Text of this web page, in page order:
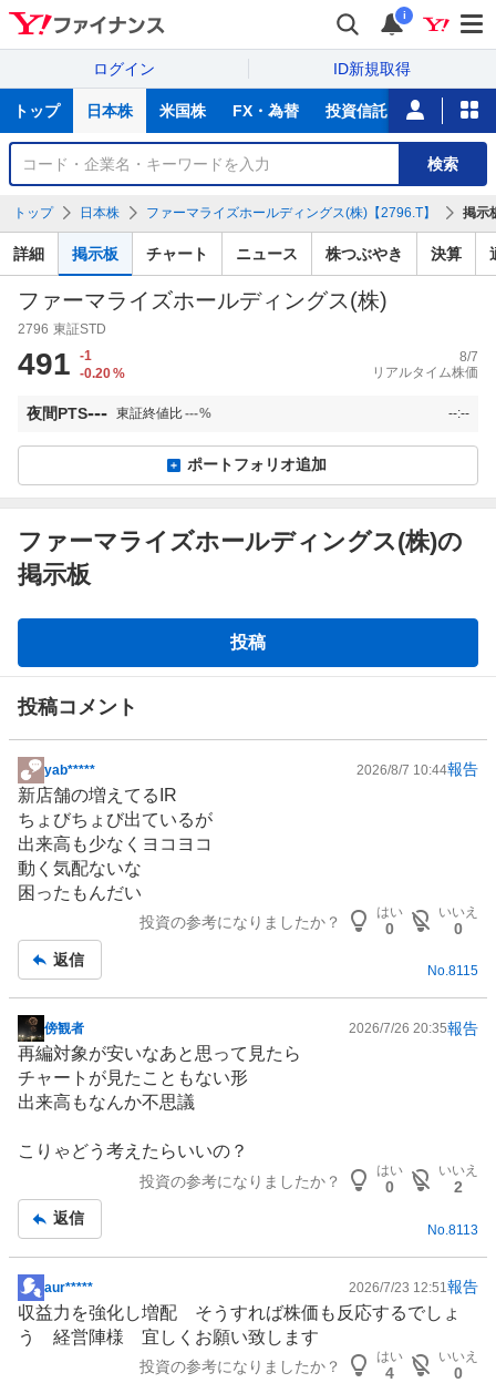
i
ログイン ID新規取得
サ
トップ 日本株 米国株 FX・為替 投資信託 ニュース
銘
検
索
検索
トップ 日本株 ファーマライズホールディングス(株)【2796.T】 掲示
詳細 掲示板 チャート ニュース 株つぶやき 決算
ファーマライズホールディングス(株)
2796 東証STD
491
-1
-0.20%
8/7
リアルタイム株価
夜間PTS--- 東証終値比---% --:--
ポートフォリオ追加
ファーマライズホールディングス(株)の
掲示板
板
投稿
投稿コメント
掲
示
板
記
事
yab***** 2026/8/7 10:44報告
新店舗の増えてる IR
ちょびちょび出ているが
出来高も少なくヨコヨコ
動く気配ないな
困ったもんだい
投資の参考になりましたか？
はい
0
いいえ
0
返信
No.8115
掲
示
板
記
傍観者 2026/7/26 20:35報告
再編対象が安いなあと思って見たら
チャートが見たこともない形
出来高もなんか不思議
こりゃどう考えたらいいの？
投資の参考になりましたか？
はい
0
いいえ
2
返信
No. 8113
掲
示
板
aur***** 2026/7/23 12:51 報告
収益力を強化し増配 そうすれば株価も反応するでしょ
う 経営陣様 宜しくお願い致します
投資の参考になりましたか？
はい
4
いいえ
0